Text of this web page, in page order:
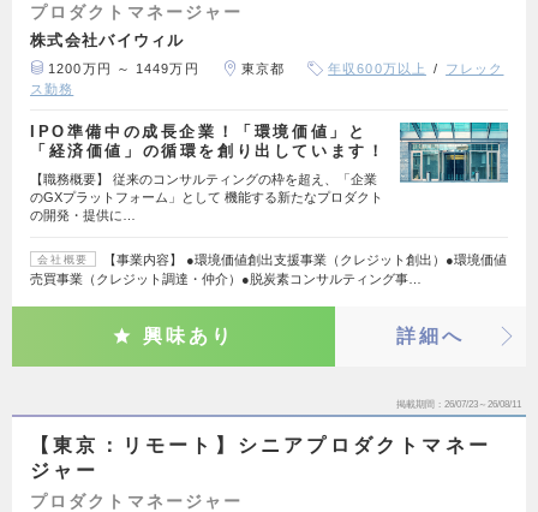
プロダクトマネージャー
株式会社バイウィル
1200万円 ～ 1449万円 東京都 年収600万以上
フレック
ス勤務
IPO準備中の成長企業！「環境価値」と
「経済価値」の循環を創り出しています！
【職務概要】 従来のコンサルティングの枠を超え、「企業
のGXプラットフォーム」として 機能する新たなプロダクト
の開発・提供に…
会社概要
【事業内容】 ●環境価値創出支援事業（クレジット創出）●環境価値
売買事業（クレジット調達・仲介）●脱炭素コンサルティング事…
興味あり 詳細へ
掲載期間 26/07/23～26/08/11
【東京：リモート】シニアプロダクトマネー
ジャー
プロダクトマネージャー